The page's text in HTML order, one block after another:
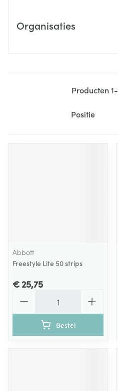
Organisaties
Producten1-
Sorteer op:
Abbott
Freestyle Lite 50 strips
€ 25,75
Bestel